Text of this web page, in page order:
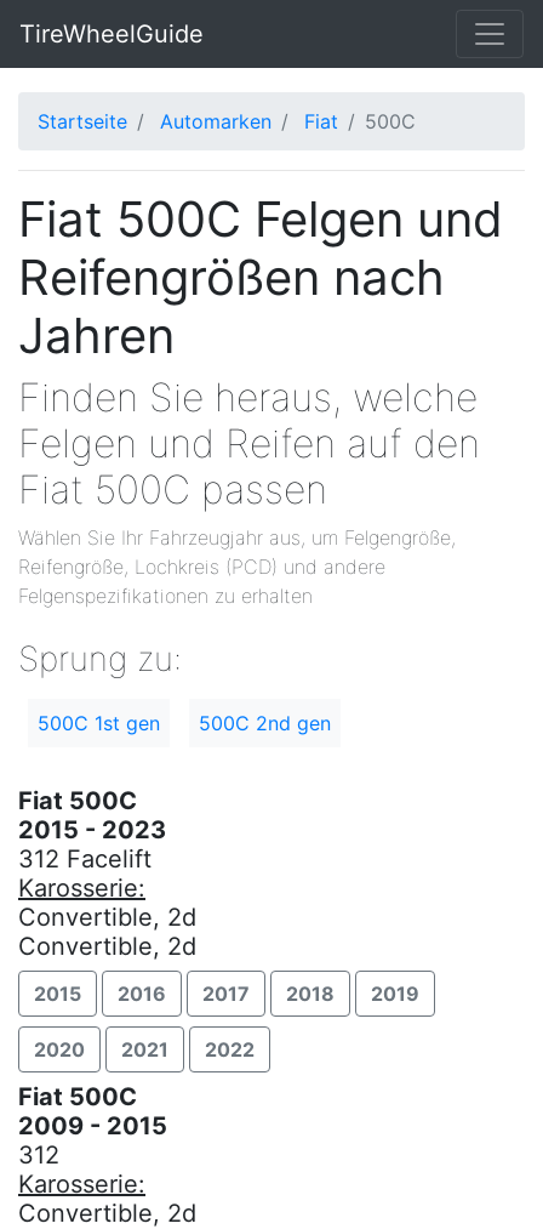
TireWheelGuide
Startseite Automarken Fiat 500C
Fiat 500C Felgen und
Reifengrößen nach
Jahren
Finden Sie heraus, welche
Felgen und Reifen auf den
Fiat 500C passen
Wählen Sie Ihr Fahrzeugjahr aus, um Felgengröße,
Reifengröße, Lochkreis (PCD) und andere
Felgenspezifikationen zu erhalten
Sprung zu:
500C 1st gen 500C 2nd gen
Fiat 500C
2015 - 2023
312 Facelift
Karosserie:
Convertible, 2d
Convertible, 2d
2015 2016 2017 2018 2019
2020 2021 2022
Fiat 500C
2009 - 2015
312
Karosserie:
Convertible, 2d